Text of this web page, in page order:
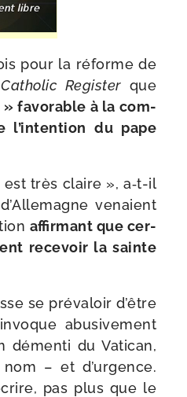
pour la réforme de
Register que
favo­rable à la com­
l’intention du pape
très claire », a‑t-​il
venaient
affir­mant que cer­
rece­voir la sainte
se pré­va­loir d’être
abu­si­ve­ment
démen­ti du Vatican,
– et d’urgence.
pas plus que le